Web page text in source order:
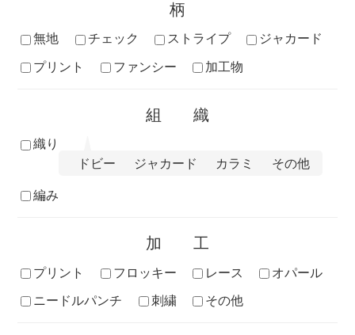
柄
無地 チェック ストライプ
ジャカード
プリント
ファンシー 加工物
組織
織り
ドビー
ジャカード カラミ その他
編み
加工
プリント フロッキー レース
オパール
ニードルパンチ
刺繍 その他